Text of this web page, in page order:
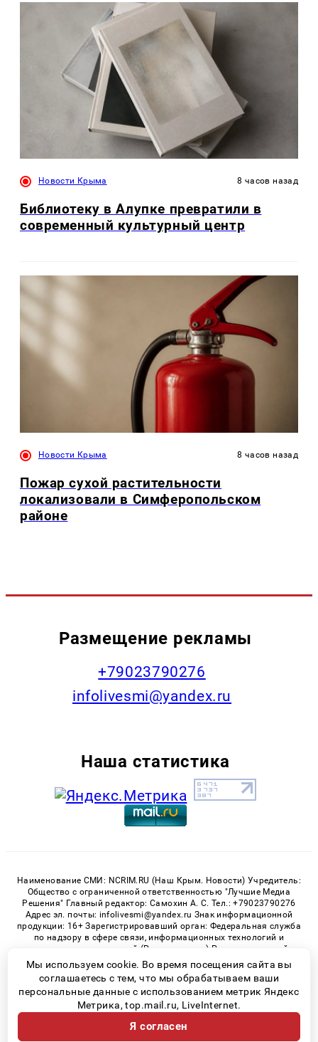
Новости Крыма 8 часов назад
Библиотеку в Алупке превратили в
современный культурный центр
Новости Крыма 8 часов назад
Пожар сухой растительности
локализовали в Симферопольском
районе
Размещение рекламы
+79023790276
infolivesmi@yandex.ru
Наша статистика
Наименование СМИ: NCRIM.RU (Наш Крым. Новости) Учредитель:
Общество с ограниченной ответственностью "Лучшие Медиа
Решения" Главный редактор: Самохин А. С. Тел.: +79023790276
Адрес эл. почты: infolivesmi@yandex.ru Знак информационной
продукции: 16+ Зарегистрировавший орган: Федеральная служба
по надзору в сфере связи, информационных технологий и
массовых коммуникаций (Роскомнадзор) Регистрационный
номер СМИ ЭЛ № ФС 77 - 81150 от 02.06.2021
© 2026 «nCrim.ru» | Все права защищены
Возрастная категория сайта 16+
Мы используем cookie. Во время посещения сайта вы
соглашаетесь с тем, что мы обрабатываем ваши
персональные данные с использованием метрик Яндекс
Метрика, top.mail.ru, LiveInternet.
Я согласен